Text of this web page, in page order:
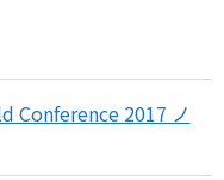
Conference 2017 ノ